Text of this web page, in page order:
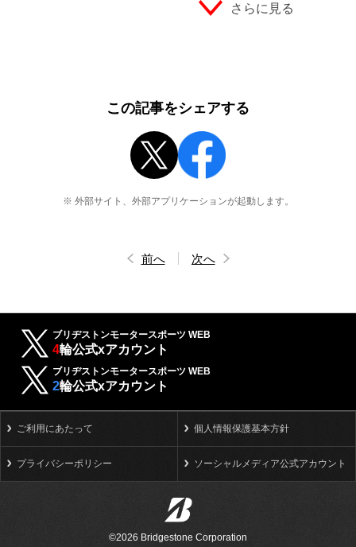
さらに見る
この記事をシェアする
※ 外部サイト、外部アプリケーションが起動します。
前へ 次へ
ブリヂストンモータースポーツ WEB
4輪公式xアカウント
ブリヂストンモータースポーツ WEB
2輪公式xアカウント
ご利用にあたって 個人情報保護基本方針
プライバシーポリシー ソーシャルメディア公式アカウント
©2026 Bridgestone Corporation